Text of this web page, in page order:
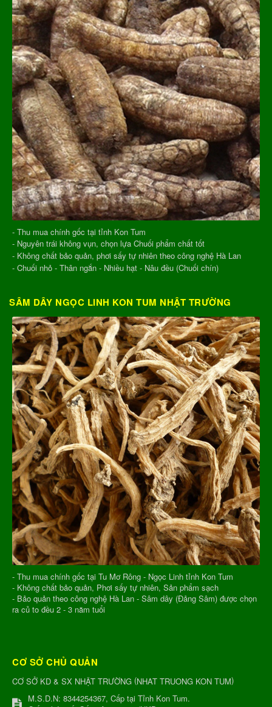
- Thu mua chính gốc tại tỉnh Kon Tum
- Nguyên trái không vụn, chọn lựa Chuối phẩm chất tốt
- Không chất bảo quản, phơi sấy tự nhiên theo công nghệ Hà Lan
- Chuối nhỏ - Thân ngắn - Nhiều hạt - Nâu đều (Chuối chín)
SÂM DÂY NGỌC LINH KON TUM NHẬT TRƯỜNG
- Thu mua chính gốc tại Tu Mơ Rông - Ngọc Linh tỉnh Kon Tum
- Không chất bảo quản, Phơi sấy tự nhiên, Sản phẩm sạch
- Bảo quản theo công nghệ Hà Lan - Sâm dây (Đảng Sâm) được chọn
ra củ to đều 2 - 3 năm tuổi
CƠ SỞ CHỦ QUẢN
CƠ SỞ KD & SX NHẬT TRƯỜNG (NHAT TRUONG KON TUM)
M.S.D.N: 8344254367, Cấp tại Tỉnh Kon Tum.